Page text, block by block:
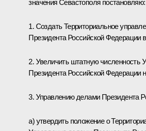
значения Севастополя постановляю:
1. Создать Территориальное
Президента Российской Федерации
2. Увеличить штатную численность
Президента Российской Федерации
3. Управлению делами Президента
а) утвердить положение о